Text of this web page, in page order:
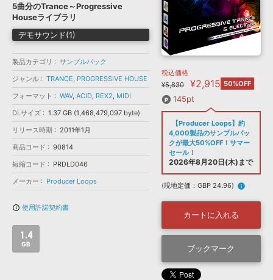
サンプルパック »
ソフトウェア／ツール »
DAW »
効果音 »
BGM »
特集 »
ニュースレター »
SONICWIREブログ »
製品サポート情報 »
DTMガイド »
FAQ »
お問い合わせ »
音楽カード
無償のサウンド 管理ソフト
APS 映像のBGM・セリフを音声分離
SLS 音素材の制作・ ライセンス提供
SONOCA
ソフト音源 プラグイン・エフェクト サンプルパック
ソフトウェア／ツール
フォーマット
ランキング
5曲分のTrance～Progressive
Houseライブラリ
デモサウンド(1)
製品カテゴリ
サンプルパック
ジャンル
TRANCE, PROGRESSIVE HOUSE
フォーマット
WAV, ACID, REX2, MIDI
DLサイズ
1.37 GB (1,468,479,097 byte)
リリース時期
2011年1月
商品コード
90814
短縮コード
PRDLD046
メーカー
Producer Loops
info_outline 使用許諾契約書
1.4
GB
税込価格
¥5,830
¥2,915 50%OFF
145pt
【Producer Loops】約
4,000製品のサンプルパッ
クが最大50%OFF！サマー
セール！
2026年8月20日(木)まで
(現地定価：GBP 24.96) info
カートに入れる
ブックマーク